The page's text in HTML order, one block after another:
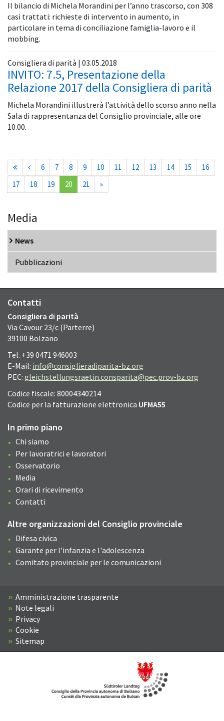
Il bilancio di Michela Morandini per l’anno trascorso, con 308
casi trattati: richieste di intervento in aumento, in
particolare in tema di conciliazione famiglia-lavoro e il
mobbing.
Consigliera di parità | 03.05.2018
INVITO: 7.5, Presentazione della
Relazione 2017 della Consigliera di parità
Michela Morandini illustrerà l’attività dello scorso anno nella
Sala di rappresentanza del Consiglio provinciale, alle ore
10.00.
6 7 8 9 10 11 12 13 14 15
16
17
18 19 20(current)
21 »
Media
News
Pubblicazioni
Contatti
Consigliera di parità
Via Cavour 23/c (Parterre)
39100 Bolzano
Tel. +39 0471 946003
E-Mail: info@consiglieradiparita-bz.org
PEC: gleichstellungsraetin.consparita@pec.prov-bz.org
Codice fiscale: 80004340214
Codice per la fatturazione elettronica UFMA55
In primo piano
Chi siamo
Per lavoratrici e lavoratori
Osservatorio
Media
Orari di ricevimento
Contatti
Altre organizzazioni del Consiglio provinciale
Difesa civica
Garante per l'infanzia e l'adolescenza
Comitato provinciale per le comunicazioni
Amministrazione trasparente
Note legali
Privacy
Cookie
Sitemap